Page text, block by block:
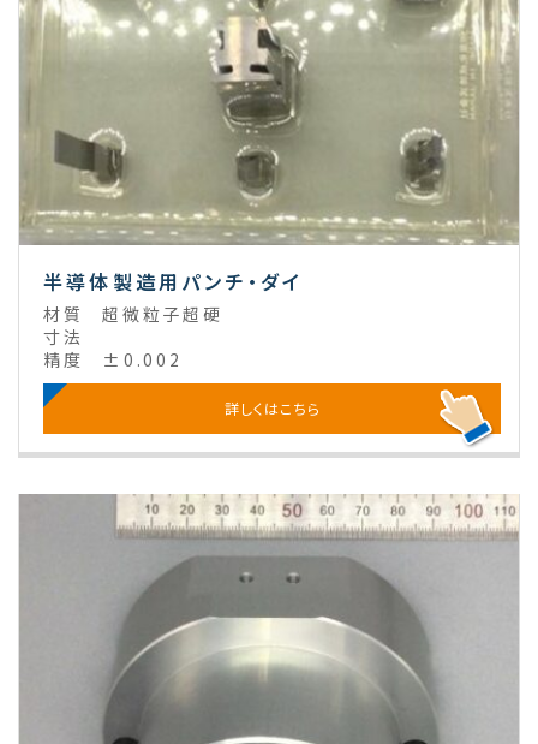
半導体製造用パンチ・ダイ
材質
超微粒子超硬
寸法
精度
±0.002
詳しくはこちら